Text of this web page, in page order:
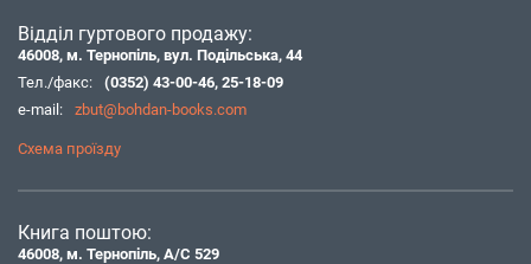
Відділ гуртового продажу:
46008, м. Тернопіль, вул. Подільська, 44
Тел./факс:
(0352) 43-00-46, 25-18-09
e-mail:
zbut@bohdan-books.com
Схема проїзду
Книга поштою:
46008, м. Тернопіль, А/С 529